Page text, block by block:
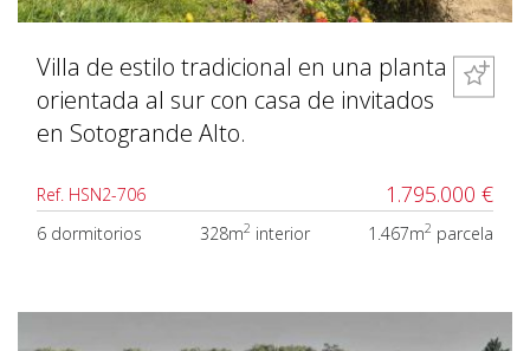
Villa de estilo tradicional en una planta
orientada al sur con casa de invitados
en Sotogrande Alto.
Ref. HSN2-706 1.795.000 €
6 dormitorios 328m2 interior 1.467m2 parcela